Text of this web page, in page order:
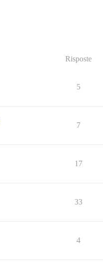
Risposte
5
7
17
33
4